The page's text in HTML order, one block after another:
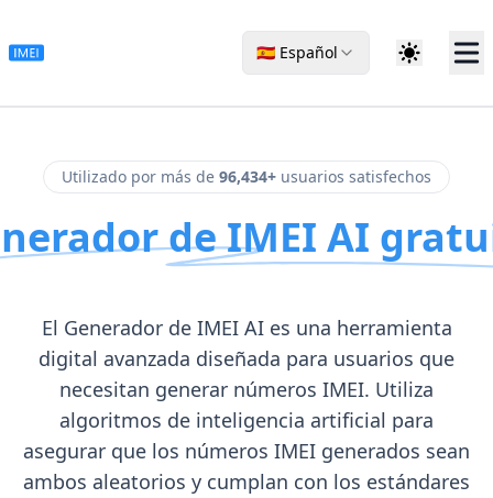
🇪🇸 Español
Utilizado por más de 96,434+ usuarios satisfechos
de IMEI AI
El Generador de IMEI AI es una herramienta
digital avanzada diseñada para usuarios que
necesitan generar números IMEI. Utiliza
algoritmos de inteligencia artificial para
asegurar que los números IMEI generados sean
ambos aleatorios y cumplan con los estándares